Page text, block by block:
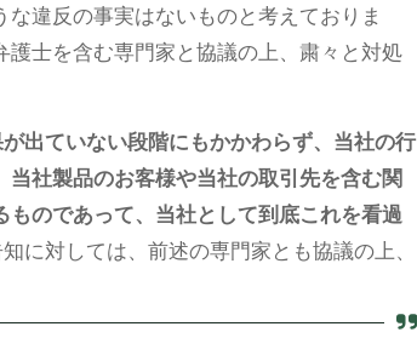
違反の事実はないものと考えておりま
士を含む専門家と協議の上、粛々と対処
出ていない段階にもかかわらず、当社の行
社製品のお客様や当社の取引先を含む関
のであって、当社として到底これを看過
に対しては、前述の専門家とも協議の上、